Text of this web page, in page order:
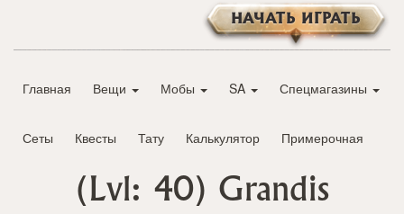
НАЧАТЬ ИГРАТЬ
Главная Вещи Мобы SA Спецмагазины
Сеты Квесты Тату Калькулятор Примерочная
(Lvl: 40) Grandis